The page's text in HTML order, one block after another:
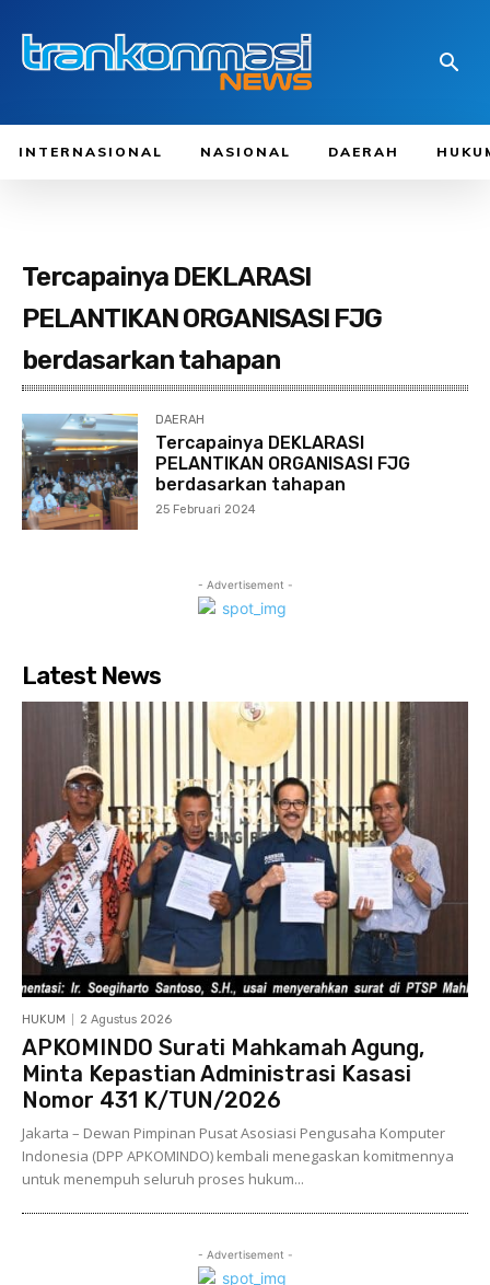
INTERNASIONAL NASIONAL DAERAH
Tercapainya DEKLARASI
PELANTIKAN ORGANISASI FJG
berdasarkan tahapan
DAERAH
Tercapainya DEKLARASI
PELANTIKAN ORGANISASI FJG
berdasarkan tahapan
25 Februari 2024
- Advertisement -
Latest News
HUKUM 2 Agustus 2026
APKOMINDO Surati Mahkamah Agung,
Minta Kepastian Administrasi Kasasi
Nomor 431 K/TUN/2026
Jakarta – Dewan Pimpinan Pusat Asosiasi Pengusaha Komputer
Indonesia (DPP APKOMINDO) kembali menegaskan komitmennya
untuk menempuh seluruh proses hukum...
- Advertisement -